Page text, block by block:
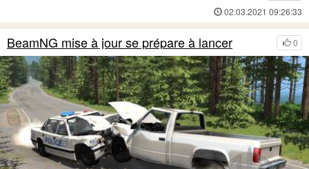
02.03.2021 09:26:33
0
BeamNG mise à jour se prépare à lancer